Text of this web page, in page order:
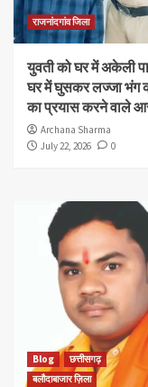
राजनांदगांव जिला
युवती को घर में अकेली
घर में घुसकर लज्जा भंग
का प्रयास करने वाले
Archana Sharma
July 22, 2026
0
Blog
छत्तीसगढ़
बलौदाबाजार ज़िला